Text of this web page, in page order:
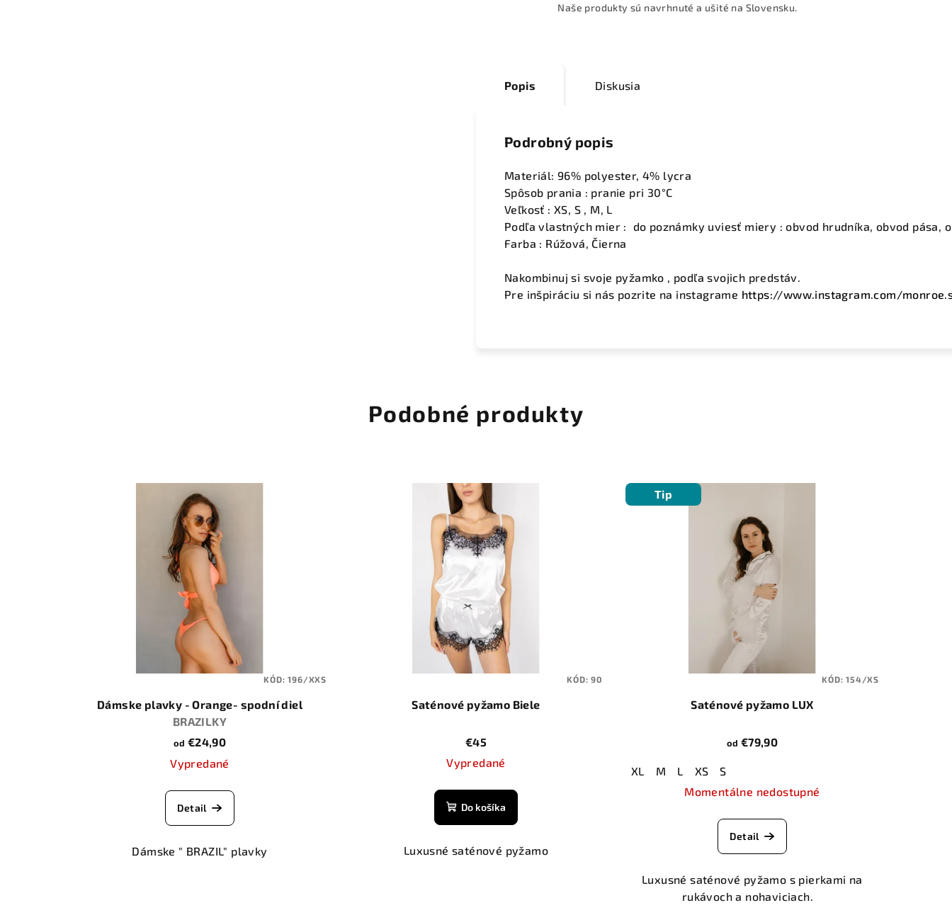
Naše produkty sú navrhnuté a ušité na Slovensku.
Popis Diskusia
Podrobný popis
Materiál: 96% polyester, 4% lycra
Spôsob prania : pranie pri 30°C
Veľkosť : XS, S , M, L
Podľa vlastných mier : do poznámky uviesť miery : obvod hrudníka, obvod pása,
Farba : Rúžová, Čierna
Nakombinuj si svoje pyžamko , podľa svojich predstáv.
Pre inšpiráciu si nás pozrite na instagrame https://www.instagram.com/
Podobné produkty
Dámske plavky - Orange- spodní diel
BRAZILKY
od €24,90
Vypredané
Detail
Dámske " BRAZIL" plavky
KÓD:196/XXS
Saténové pyžamo Biele
€45
Vypredané
Do košíka
Luxusné saténové pyžamo
KÓD:90
Tip
Saténové pyžamo LUX
od €79,90
XL M L XS
S
Momentálne nedostupné
Detail
Luxusné saténové pyžamo s pierkami na
rukávoch a nohaviciach.
KÓD:154/XS